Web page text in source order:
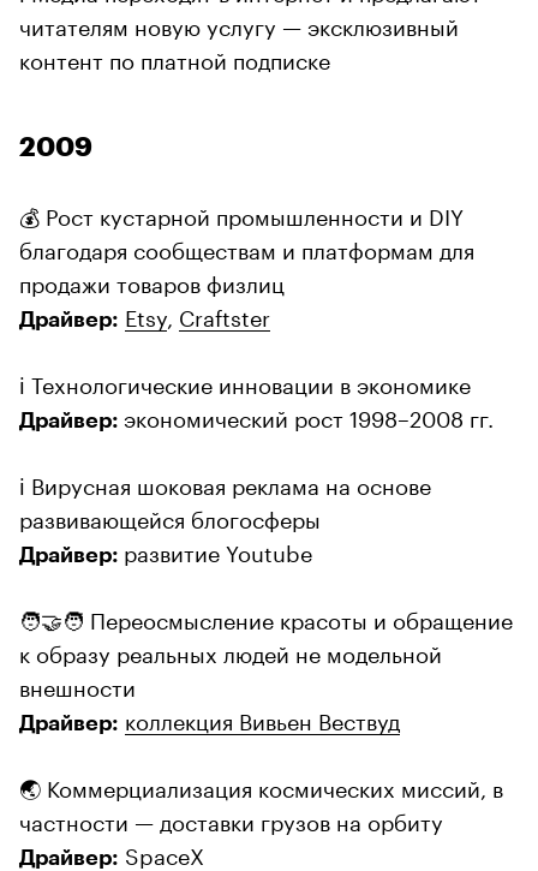
читателям новую услугу — эксклюзивный
контент по платной подписке
2009
💰 Рост кустарной промышленности и DIY
благодаря сообществам и платформам для
продажи товаров физлиц
Драйвер: Etsy Craftster
ℹ️ Технологические инновации в экономике
Драйвер: экономический рост 1998–2008 гг.
ℹ️ Вирусная шоковая реклама на основе
развивающейся блогосферы
Драйвер: развитие Youtube
🧑‍🤝‍🧑 Переосмысление красоты и обращение
к образу реальных людей не модельной
внешности
Драйвер: коллекция Вивьен Вествуд
🌏 Коммерциализация космических миссий, в
частности — доставки грузов на орбиту
Драйвер: SpaceX